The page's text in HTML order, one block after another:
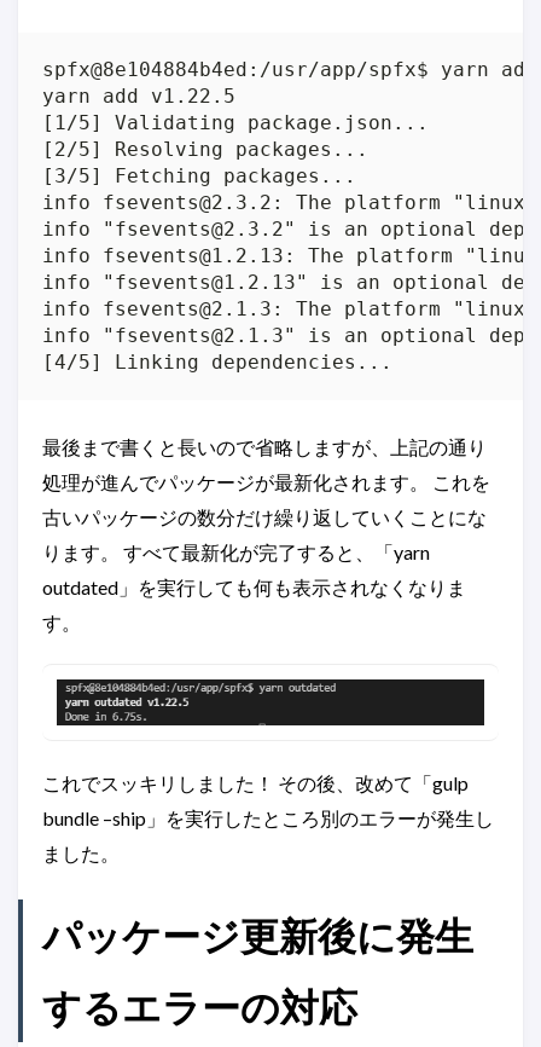
spfx@8e104884b4ed:/usr/app/spfx$ yarn
yarn add v1.22.5
[1/5] Validating package.json...
[2/5] Resolving packages...
[3/5] Fetching packages...
info fsevents@2.3.2: The platform
info "fsevents@2.3.2" is an optional
info fsevents@1.2.13: The platform
info "fsevents@1.2.13" is an optional
info fsevents@2.1.3: The platform
info "fsevents@2.1.3" is an optional
最後まで書くと長いので省略しますが、上記の通り
処理が進んでパッケージが最新化されます。 これを
古いパッケージの数分だけ繰り返していくことにな
ります。 すべて最新化が完了すると、「yarn
outdated」を実行しても何も表示されなくなりま
す。
これでスッキリしました！ その後、改めて「gulp
bundle –ship」を実行したところ別のエラーが発生し
ました。
パッケージ更新後に発生
するエラーの対応